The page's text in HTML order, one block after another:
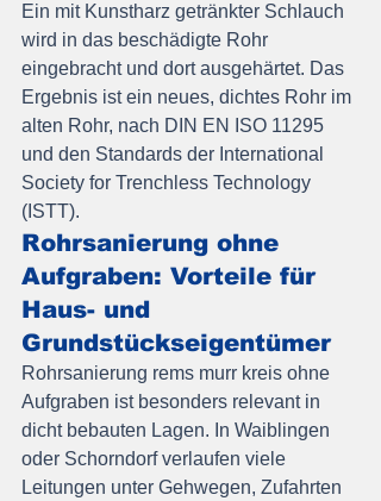
Ein mit Kunstharz getränkter Schlauch
wird in das beschädigte Rohr
eingebracht und dort ausgehärtet. Das
Ergebnis ist ein neues, dichtes Rohr im
alten Rohr, nach DIN EN ISO 11295
und den Standards der International
Society for Trenchless Technology
(ISTT).
Rohrsanierung ohne
Aufgraben: Vorteile für
Haus- und
Grundstückseigentümer
Rohrsanierung rems murr kreis ohne
Aufgraben ist besonders relevant in
dicht bebauten Lagen. In Waiblingen
oder Schorndorf verlaufen viele
Leitungen unter Gehwegen, Zufahrten